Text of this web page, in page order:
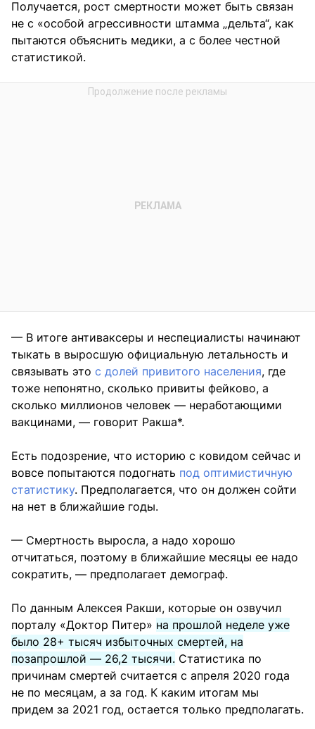
Получается, рост смертности может быть связан
не с «особой агрессивности штамма „дельта“, как
пытаются объяснить медики, а с более честной
статистикой.
— В итоге антиваксеры и неспециалисты начинают
тыкать в выросшую официальную летальность и
связывать это с долей привитого населения, где
тоже непонятно, сколько привиты фейково, а
сколько миллионов человек — неработающими
вакцинами, — говорит Ракша*.
Есть подозрение, что историю с ковидом сейчас и
вовсе попытаются подогнать под оптимистичную
статистику. Предполагается, что он должен сойти
на нет в ближайшие годы.
— Смертность выросла, а надо хорошо
отчитаться, поэтому в ближайшие месяцы ее надо
сократить, — предполагает демограф.
По данным Алексея Ракши, которые он озвучил
порталу «Доктор Питер» на прошлой неделе уже
было 28+ тысяч избыточных смертей, на
позапрошлой — 26,2 тысячи. Статистика по
причинам смертей считается с апреля 2020 года
не по месяцам, а за год. К каким итогам мы
придем за 2021 год, остается только предполагать.